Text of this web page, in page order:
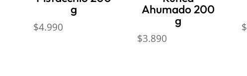
g
$4.990
Ahumado 200
g
$3.890
$